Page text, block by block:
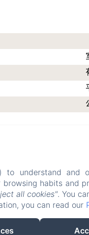
Informations sur les
72450, 法国
understand and
habits and
all cookies". You
you can read our